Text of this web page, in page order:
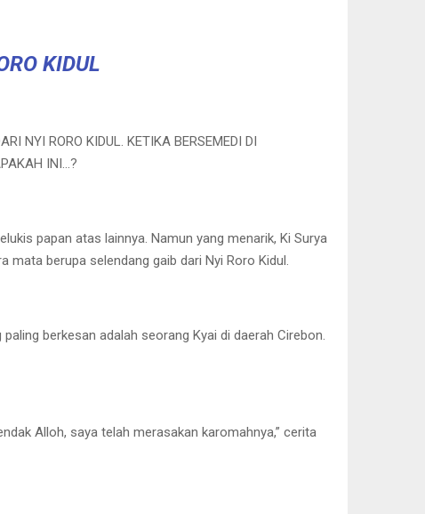
KIDUL
NYI RORO KIDUL. KETIKA BERSEMEDI DI
INI…?
papan atas lainnya. Namun yang menarik, Ki Surya
berupa selendang gaib dari Nyi Roro Kidul.
berkesan adalah seorang Kyai di daerah Cirebon.
Alloh, saya telah merasakan karomahnya,” cerita